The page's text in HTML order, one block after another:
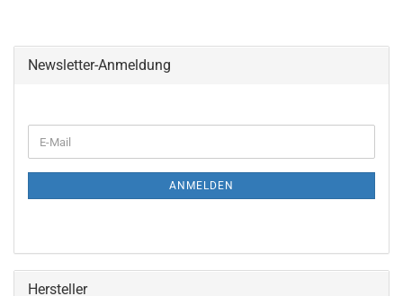
Newsletter-Anmeldung
ZUR
E-
Mail
ANMELDEN
Hersteller